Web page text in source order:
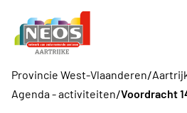
Provincie West-Vlaanderen/
Agenda - activiteiten/Voordracht